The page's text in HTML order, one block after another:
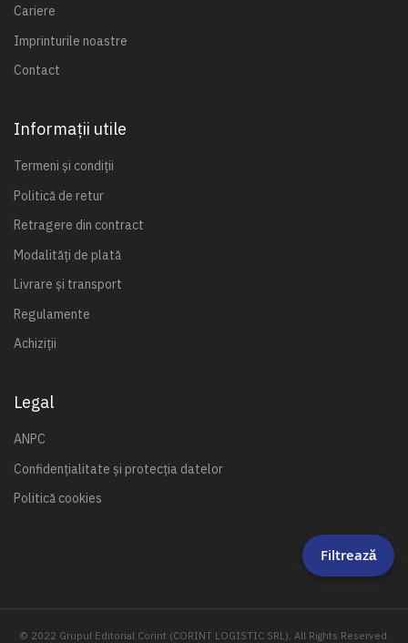
Cariere
Imprinturile noastre
Contact
Informații utile
Termeni și condiții
Politică de retur
Retragere din contract
Modalități de plată
Livrare și transport
Regulamente
Achiziții
Legal
ANPC
Confidențialitate și protecția datelor
Politică cookies
© 2022 Grupul Editorial Corint (CORINT LOGISTIC SRL). All Rights Reserved.
Filtrează